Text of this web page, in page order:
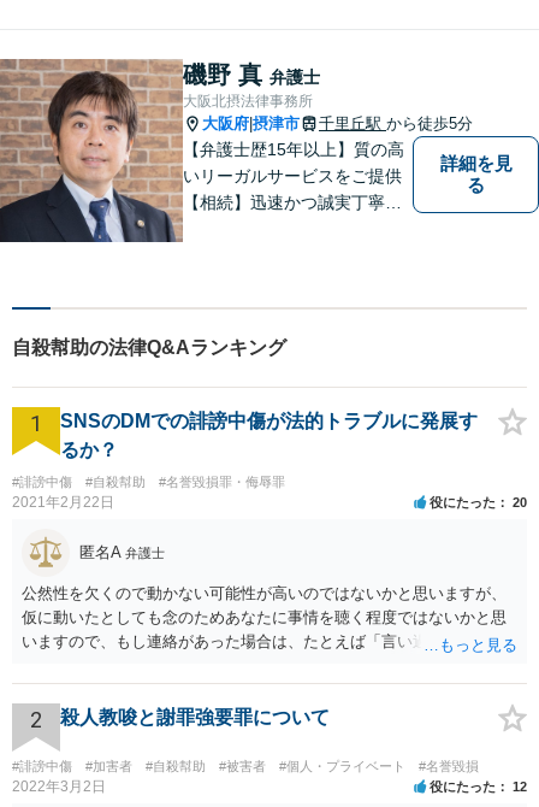
頼者様が不安を抱かないよう
に、わかりやすく的確なアド
バイスを心がけております。
磯野 真 弁護士
大阪北摂法律事務所
大阪府 摂津市 千里丘駅 から徒歩5分
【弁護士歴15年以上】質の高
いリーガルサービスをご提供
【相続】迅速かつ誠実丁寧な
作成／企業間トラブル／問題
社員の対応など。顧問契約も
可【オンライン面談】【千里
丘駅5分】
詳細を見
る
自殺幇助の法律Q&Aランキング
1
SNSのDMでの誹謗中傷が法的トラブルに発展す
るか？
#誹謗中傷 #自殺幇助 #名誉毀損罪・侮辱罪
2021年2月22日 役にたった 20
匿名A 弁護士
公然性を欠くので動かない可能性が高いのではないかと思いますが、
仮に動いたとしても念のためあなたに事情を聴く程度ではないかと思
いますので、もし連絡があった場合は、たとえば「言い過ぎた部分が
ジでのやりとりなので、公然性がないことが明らかなので、名誉毀損
や侮辱には当たらないと考えているが、相手は何らかの理由で公然性
があると言っているのか」と反省の意を示しつつ、なぜ警察が連絡し
てきたのか尋ねることが考えられます。
2 殺人教唆と謝罪強要罪について
#誹謗中傷 #加害者 #自殺幇助 #被害者 #個人・プライベート #名誉毀損
2022年3月2日 役にたった 12